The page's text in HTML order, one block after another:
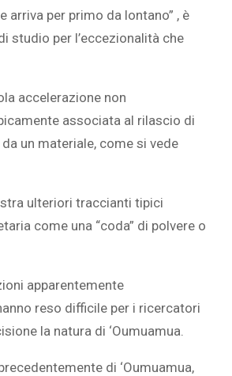
arriva per primo da lontano” , è
studio per l’eccezionalità che
accelerazione non
associata al rilascio di
un materiale, come si vede
ulteriori traccianti tipici
come una “coda” di polvere o
apparentemente
reso difficile per i ricercatori
la natura di ‘Oumuamua.
di ‘Oumuamua,